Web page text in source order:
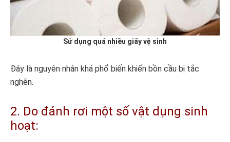
Sử dụng quá nhiều giấy vệ sinh
Đây là nguyên nhân khá phổ biến khiến bồn cầu bị tắc
nghẽn.
2. Do đánh rơi một số vật dụng sinh
hoạt: